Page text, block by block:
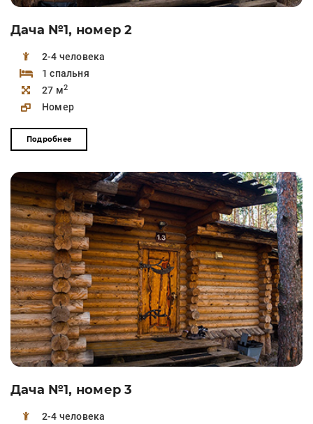
Дача №1, номер 2
2-4 человека
1 спальня
27 м2
Номер
Подробнее
Дача №1, номер 3
2-4 человека